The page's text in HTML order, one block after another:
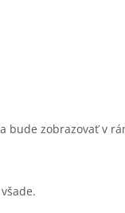
bude zobrazovať v